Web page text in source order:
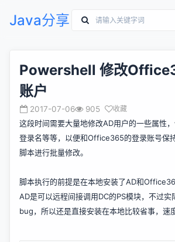
Java分享
Powershell 修改
账户
2017-07-06 905 收藏
这段时间需要大量地修改AD用户的一些属性，
登录名等等，以便和Office365的登录账号保
脚本进行批量修改。
脚本执行的前提是在本地安装了AD和
AD是可以远程间接调用DC的PS模块，不过实
bug，所以还是直接安装在本地比较省事，速